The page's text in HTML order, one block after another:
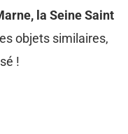
la Seine Saint
objets similaires,
!